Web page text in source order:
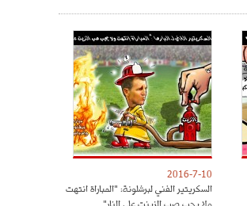
2016-7-10
السكريتير الفني لبرشلونة: "المباراة انتهت